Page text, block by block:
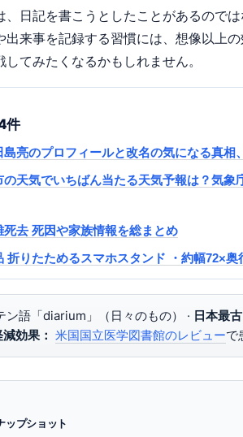
、日記を書こうとしたことがあるので
出来事を記録する習慣には、想像以上
してみたくなるかもしれません。
件
島亮のプロフィールと改名の気になる真
の天気でいちばん当たる天気予報は？気
死去 死因や家族情報を総まとめ
折りたためるスマホスタンド ・約幅72×
ン語「diarium」（日々のもの） · 日本最
効果： 米国国立医学図書館のレビューで
ップショット